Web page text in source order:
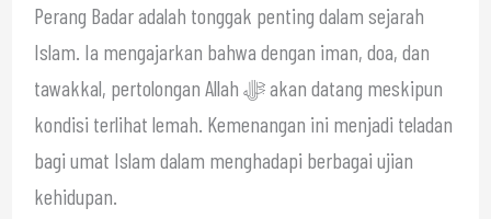
Perang Badar adalah tonggak penting dalam sejarah
Islam. Ia mengajarkan bahwa dengan iman, doa, dan
tawakkal, pertolongan Allah ﷻ akan datang meskipun
kondisi terlihat lemah. Kemenangan ini menjadi teladan
bagi umat Islam dalam menghadapi berbagai ujian
kehidupan.